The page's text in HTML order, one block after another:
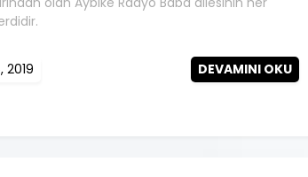
2019 DEVAMINI OKU